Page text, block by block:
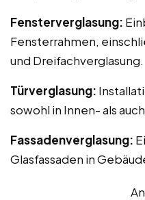
Fensterverglasung:
Fensterrahmen,
und Dreifachverglasung.
Türverglasung:
sowohl in Innen- als
Fassadenverglasung:
Glasfassaden in